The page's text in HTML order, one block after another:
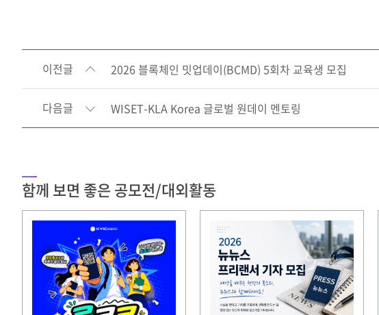
이전글 2026 블록체인 밋업데이(BCMD) 5회차 교육생 모집
다음글 WISET-KLA Korea 글로벌 원데이 멘토링
함께 보면 좋은 공모전/대외활동